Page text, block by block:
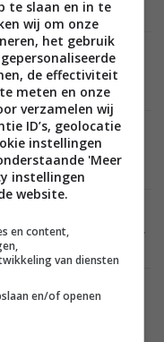
– Vernieuwd
2019 / 2020
av-receivers: AVR10,
te slaan en in te
wij om onze
het gebruik
de effectiviteit
meten en onze
verzamelen wij
ID’s, geolocatie
instellingen
'Meer
instellingen
website.
en content,
van diensten
en/of openen